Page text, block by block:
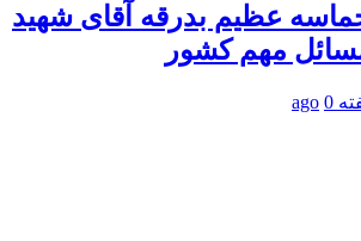
عظیم بدرقه آقای شهید
مسائل مهم کشور
0